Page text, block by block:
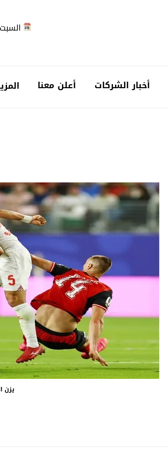
السبت 2026-
أخبار الشركات أعلن معنا
يزن